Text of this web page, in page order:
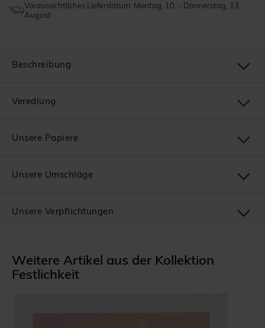
Voraussichtliches Lieferdatum: Montag, 10. - Donnerstag, 13.
August
Weitere Artikel aus der Kollektion
Festlichkeit
Beschreibung
Veredlung
Unsere Papiere
Unsere Umschläge
Unsere Verpflichtungen